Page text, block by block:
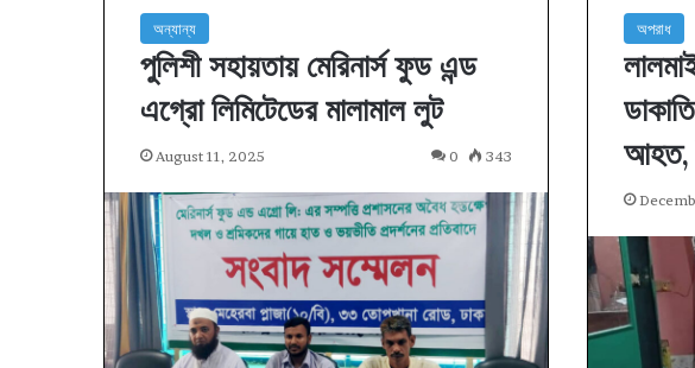
অন্যান্য
পুলিশী সহায়তায় মেরিনার্স ফুড এন্ড
এগ্রো লিমিটেডের মালামাল লুট
August 11, 2025 0 343
অপরাধ
আহত,